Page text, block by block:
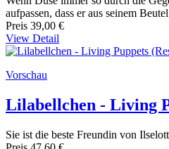
aufpassen, dass er aus seinem
Preis 39,00 €
View Detail
Vorschau
Lilabellchen - Living
Sie ist die beste Freundin von